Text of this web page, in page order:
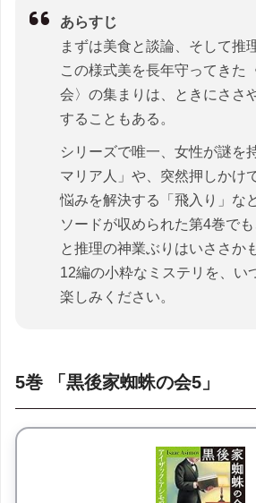
あらすじ
まずは美食と談論、そして推
この様式美を長年守ってきた
会〉の集まりは、ときにささ
することもある。
シリーズで唯一、女性が謎を
マリア人」や、突然押しかけ
悩みを解決する「飛入り」な
ソードが収められた第4巻で
と推理の神業ぶりはいささか
12編の小粋なミステリを、い
楽しみください。
5巻 「黒後家蜘蛛の会5」